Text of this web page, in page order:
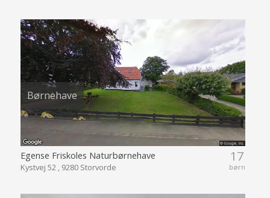
Børnehave
17
børn
Egense Friskoles Naturbørnehave
Kystvej 52 , 9280 Storvorde